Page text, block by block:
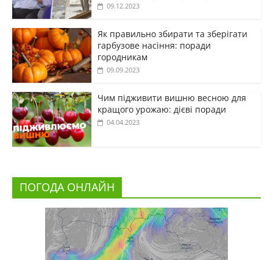
09.12.2023
Як правильно збирати та зберігати
гарбузове насіння: поради
городникам
09.09.2023
Чим підживити вишню весною для
кращого урожаю: дієві поради
04.04.2023
ПОГОДА ОНЛАЙН